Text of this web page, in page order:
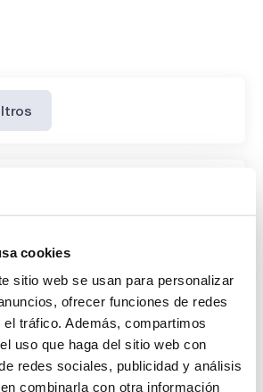
cookies
sitio web se usan para personalizar
ofrecer funciones de redes
tráfico. Además, compartimos
uso que haga del sitio web con
redes sociales, publicidad y análisis
combinarla con otra información